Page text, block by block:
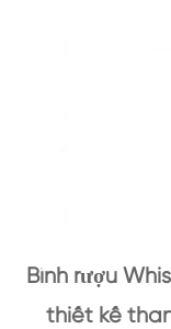
Bình rượu
thiết kế